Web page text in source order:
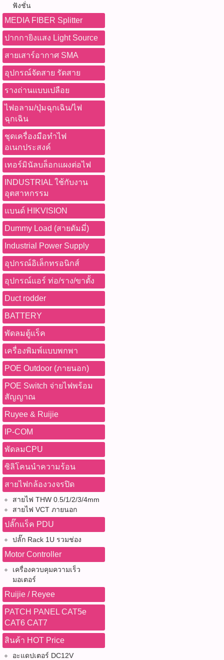
ฟังชั่น
MEDIA FIBER Splitter
ปากกายิงแสง Light Source
สายเสาร์อากาศ SMA
อุปกรณ์จัดสาย รัดสาย
รางถ่านแบบเปลือย
ไฟอลาม/ปุ่มฉุกเฉิน/ไฟ
ฉุกเฉิน
ชุดเครื่องมือทำไฟ
อเนกประสงค์
เทอร์มินัลบล็อกแผงต่อไฟ
INDUSTRIAL ใช้กับงาน
อุตสาหกรรม
แบนด์ HIKVISION
Dummy Load (สายดัมมี่)
Industrial Power Supply
อุปกรณ์อิเล็กทรอนิกส์
อุปกรณ์แอร์ ท่อ/ราง/ขาตั้ง
Duct rodder
BATTERY
พัดลมตู้แร็ค
เครื่องพิมพ์แบบพกพา
POE Outdoor (ภายนอก)
POE Switch จ่ายไฟพร้อม
สัญญาณ
Ruyee & Ruijie
IP-COM
พัดลมCPU
ซิลิโคนนำความร้อน
สายไฟกล้องวงจรปิด
สายไฟ THW 0.5/1/2/3/4mm
สายไฟ VCT ภายนอก
ปลั๊กแร็ค PDU
ปลั๊ก Rack 1U รวมช่อง
Motor Controller
เครื่องควบคุมความเร็ว
มอเตอร์
Ruijie / Reyee
PATCH PANEL CAT5e
CAT6 CAT7
สินค้า HOT Price
อะแดปเตอร์ DC12V